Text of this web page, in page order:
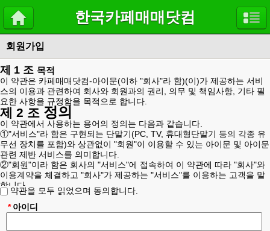
한국카페매매닷컴
회원가입
제 1 조 목적
이 약관은 카페매매닷컴-아이문(이하 "회사"라 함)(이)가 제공하는 서비
스의 이용과 관련하여 회사와 회원과의 권리, 의무 및 책임사항, 기타 필
요한 사항을 규정함을 목적으로 합니다.
제 2 조 정의
이 약관에서 사용하는 용어의 정의는 다음과 같습니다.
①"서비스"라 함은 구현되는 단말기(PC, TV, 휴대형단말기 등의 각종 유
무선 장치를 포함)와 상관없이 "회원"이 이용할 수 있는 아이문 및 아이문
관련 제반 서비스를 의미합니다.
②"회원"이라 함은 회사의 "서비스"에 접속하여 이 약관에 따라 "회사"와
이용계약을 체결하고 "회사"가 제공하는 "서비스"를 이용하는 고객을 말
합니다.
③"아이디(ID)"라 함은 "회원"의 식별과 "서비스" 이용을 위하여 "회원"이
정하고 "회사"가 승인하는 "회원"의 이메일 주소를 의미합니다.
④"비밀번호"라 함은 "회원"이 부여 받은 "아이디와 일치되는 "회원"임을
약관을 모두 읽었으며 동의합니다.
아이디
*